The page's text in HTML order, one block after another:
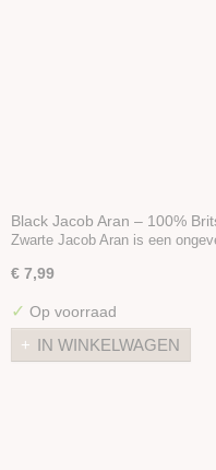
Black Jacob Aran – 100%
Zwarte Jacob Aran is een
€ 7,99
✓ Op voorraad
IN WINKELWAGEN